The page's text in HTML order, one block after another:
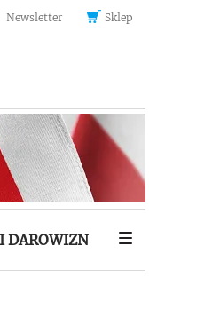
Newsletter Sklep
DAROWIZN